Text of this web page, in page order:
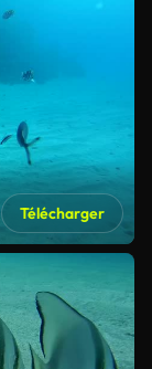
Télécharger